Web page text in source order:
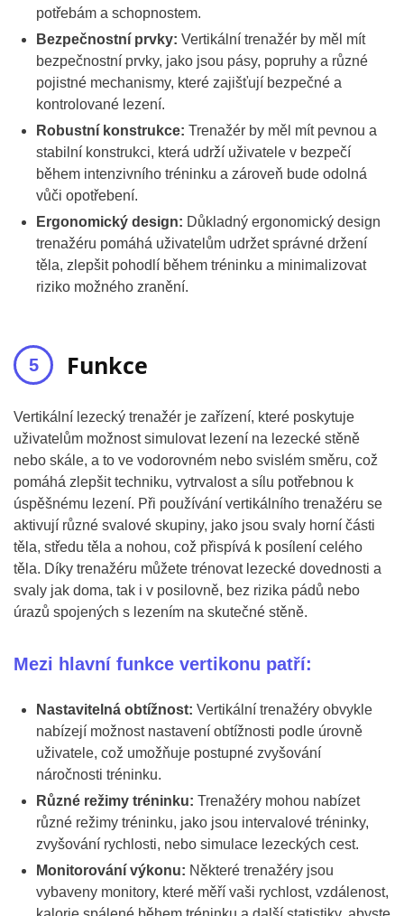
potřebám a schopnostem.
Bezpečnostní prvky: Vertikální trenažér by měl mít
bezpečnostní prvky, jako jsou pásy, popruhy a různé
pojistné mechanismy, které zajišťují bezpečné a
kontrolované lezení.
Robustní konstrukce: Trenažér by měl mít pevnou a
stabilní konstrukci, která udrží uživatele v bezpečí
během intenzivního tréninku a zároveň bude odolná
vůči opotřebení.
Ergonomický design: Důkladný ergonomický design
trenažéru pomáhá uživatelům udržet správné držení
těla, zlepšit pohodlí během tréninku a minimalizovat
riziko možného zranění.
Funkce
Vertikální lezecký trenažér je zařízení, které poskytuje
uživatelům možnost simulovat lezení na lezecké stěně
nebo skále, a to ve vodorovném nebo svislém směru, což
pomáhá zlepšit techniku, vytrvalost a sílu potřebnou k
úspěšnému lezení. Při používání vertikálního trenažéru se
aktivují různé svalové skupiny, jako jsou svaly horní části
těla, středu těla a nohou, což přispívá k posílení celého
těla. Díky trenažéru můžete trénovat lezecké dovednosti a
svaly jak doma, tak i v posilovně, bez rizika pádů nebo
úrazů spojených s lezením na skutečné stěně.
Mezi hlavní funkce vertikonu patří:
Nastavitelná obtížnost: Vertikální trenažéry obvykle
nabízejí možnost nastavení obtížnosti podle úrovně
uživatele, což umožňuje postupné zvyšování
náročnosti tréninku.
Různé režimy tréninku: Trenažéry mohou nabízet
různé režimy tréninku, jako jsou intervalové tréninky,
zvyšování rychlosti, nebo simulace lezeckých cest.
Monitorování výkonu: Některé trenažéry jsou
vybaveny monitory, které měří vaši rychlost, vzdálenost,